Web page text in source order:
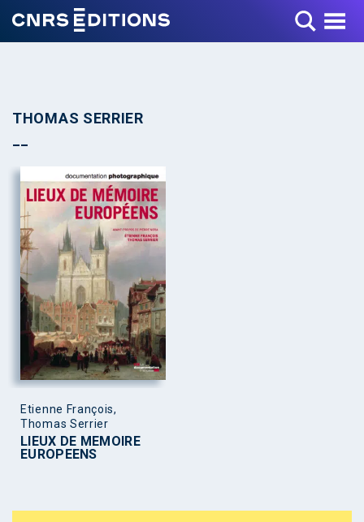
Toggle Menu
THOMAS SERRIER
Etienne François,
Thomas Serrier
LIEUX DE MEMOIRE
EUROPEENS